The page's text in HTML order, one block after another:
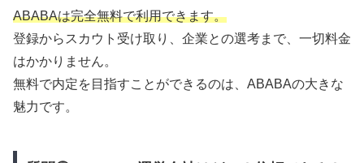
ABABAは完全無料で利用できます。
登録からスカウト受け取り、企業との選考まで、一切料金
はかかりません。
無料で内定を目指すことができるのは、ABABAの大きな
魅力です。